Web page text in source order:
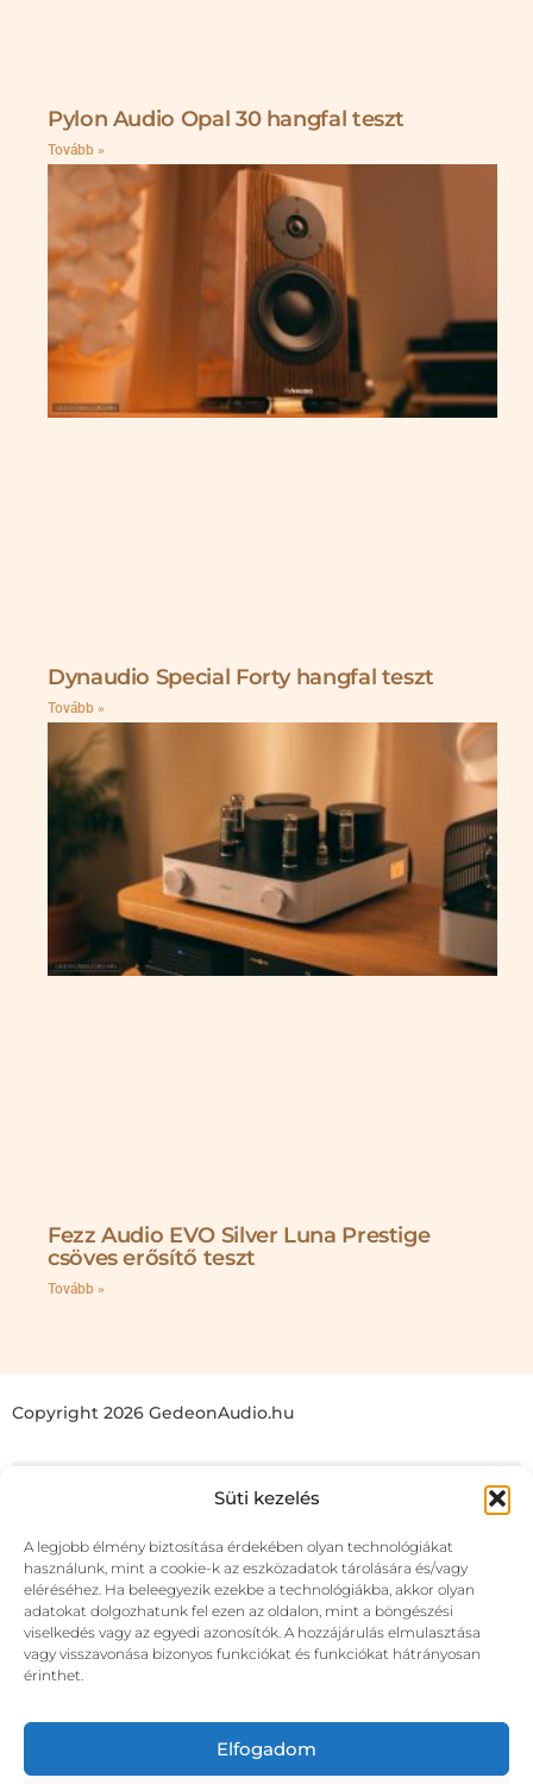
Süti kezelés
A legjobb élmény biztosítása érdekében olyan technológiákat
használunk, mint a cookie-k az eszközadatok tárolására és/vagy
eléréséhez. Ha beleegyezik ezekbe a technológiákba, akkor olyan
adatokat dolgozhatunk fel ezen az oldalon, mint a böngészési
viselkedés vagy az egyedi azonosítók. A hozzájárulás elmulasztása
vagy visszavonása bizonyos funkciókat és funkciókat hátrányosan
érinthet.
Elfogadom
Pylon Audio Opal 30 hangfal teszt
Tovább »
Dynaudio Special Forty hangfal teszt
Tovább »
Fezz Audio EVO Silver Luna Prestige
csöves erősítő teszt
Tovább »
Copyright 2026 GedeonAudio.hu